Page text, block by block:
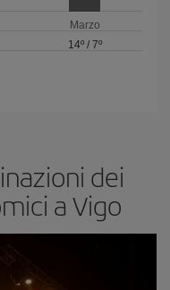
Marzo
14º/ 7º
dei
a Vigo